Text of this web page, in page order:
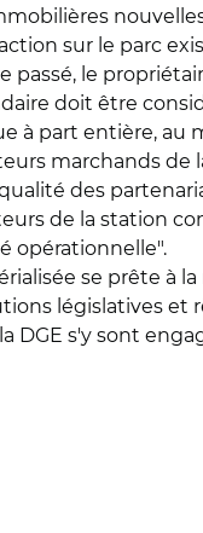
sur le parc
passé, le
doit être
à part entière, au
marchands de
des
de la station
opérationnelle".
se prête à
législatives et
DGE s'y sont